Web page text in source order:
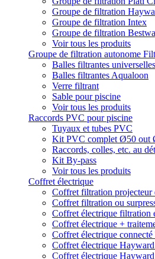
Groupe de filtration
Groupe de filtration Intex
Groupe de filtration
Voir tous les produits
Groupe de filtration autonome
Balles filtrantes
Balles filtrantes Aqualoon
Verre filtrant
Sable pour piscine
Voir tous les produits
Raccords PVC pour piscine
Tuyaux et tubes PVC
Kit PVC complet Ø50 out
Raccords, colles, etc. au
Kit By-pass
Voir tous les produits
Coffret électrique
Coffret filtration projecteur
Coffret filtration ou
Coffret électrique filtration
Coffret électrique +
Coffret électrique
Coffret électrique
Coffret électrique